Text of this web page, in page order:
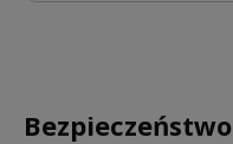
Bezpieczeństwo